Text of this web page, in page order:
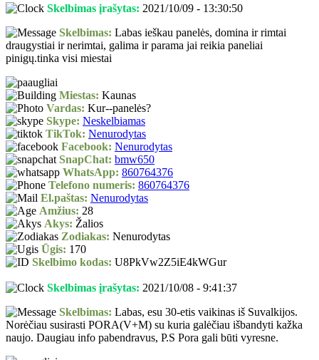
Skelbimas įrašytas: 2021/10/09 - 13:30:50
Skelbimas: Labas ieškau panelės, domina ir rimtai
draugystiai ir nerimtai, galima ir parama jai reikia paneliai
pinigų.tinka visi miestai
Miestas: Kaunas
Vardas: Kur--panelės?
Skype: Neskelbiamas
TikTok: Nenurodytas
Facebook: Nenurodytas
SnapChat: bmw650
WhatsApp: 860764376
Telefono numeris: 860764376
El.paštas: Nenurodytas
Amžius: 28
Akys: Žalios
Zodiakas: Nenurodytas
Ūgis: 170
Skelbimo kodas: U8PkVw2Z5iE4kWGur
Skelbimas įrašytas: 2021/10/08 - 9:41:37
Skelbimas: Labas, esu 30-etis vaikinas iš Suvalkijos.
Norėčiau susirasti PORA(V+M) su kuria galėčiau išbandyti kažka
naujo. Daugiau info pabendravus, P.S Pora gali būti vyresne.